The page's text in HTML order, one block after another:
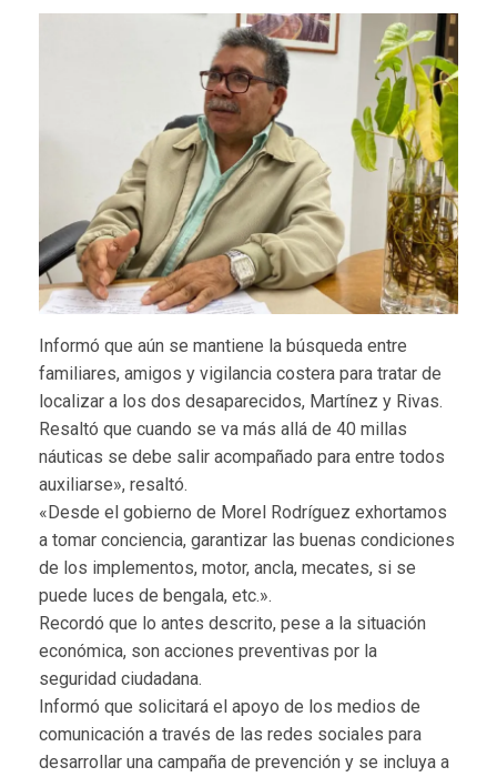
Informó que aún se mantiene la búsqueda entre
familiares, amigos y vigilancia costera para tratar de
localizar a los dos desaparecidos, Martínez y Rivas.
Resaltó que cuando se va más allá de 40 millas
náuticas se debe salir acompañado para entre todos
auxiliarse», resaltó.
«Desde el gobierno de Morel Rodríguez exhortamos
a tomar conciencia, garantizar las buenas condiciones
de los implementos, motor, ancla, mecates, si se
puede luces de bengala, etc.».
Recordó que lo antes descrito, pese a la situación
económica, son acciones preventivas por la
seguridad ciudadana.
Informó que solicitará el apoyo de los medios de
comunicación a través de las redes sociales para
desarrollar una campaña de prevención y se incluya a